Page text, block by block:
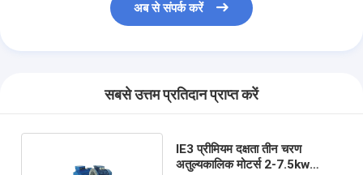
अब से संपर्क करें
सबसे उत्तम प्रतिदान प्राप्त करें
IE3 प्रीमियम दक्षता तीन चरण
अतुल्यकालिक मोटर्स 2-7.5kw